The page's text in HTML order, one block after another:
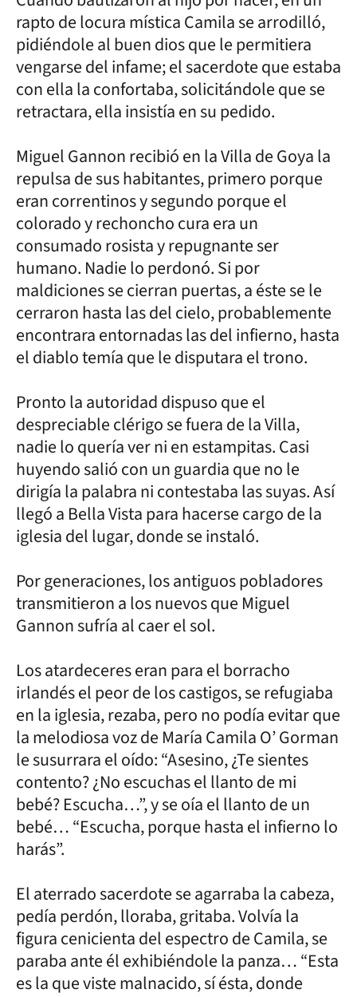
rapto de locura mística Camila se arrodilló,
pidiéndole al buen dios que le permitiera
vengarse del infame; el sacerdote que estaba
con ella la confortaba, solicitándole que se
retractara, ella insistía en su pedido.
Miguel Gannon recibió en la Villa de Goya la
repulsa de sus habitantes, primero porque
eran correntinos y segundo porque el
colorado y rechoncho cura era un
consumado rosista y repugnante ser
humano. Nadie lo perdonó. Si por
maldiciones se cierran puertas, a éste se le
cerraron hasta las del cielo, probablemente
encontrara entornadas las del infierno, hasta
el diablo temía que le disputara el trono.
Pronto la autoridad dispuso que el
despreciable clérigo se fuera de la Villa,
nadie lo quería ver ni en estampitas. Casi
huyendo salió con un guardia que no le
dirigía la palabra ni contestaba las suyas. Así
llegó a Bella Vista para hacerse cargo de la
iglesia del lugar, donde se instaló.
Por generaciones, los antiguos pobladores
transmitieron a los nuevos que Miguel
Gannon sufría al caer el sol.
Los atardeceres eran para el borracho
irlandés el peor de los castigos, se refugiaba
en la iglesia, rezaba, pero no podía evitar que
la melodiosa voz de María Camila O’ Gorman
le susurrara el oído: “Asesino, ¿Te sientes
contento? ¿No escuchas el llanto de mi
bebé? Escucha…”, y se oía el llanto de un
bebé… “Escucha, porque hasta el infierno lo
harás”.
El aterrado sacerdote se agarraba la cabeza,
pedía perdón, lloraba, gritaba. Volvía la
figura cenicienta del espectro de Camila, se
paraba ante él exhibiéndole la panza… “Esta
es la que viste malnacido, sí ésta, donde